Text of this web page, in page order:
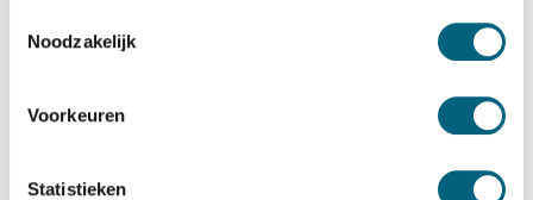
Noodzakelijk
Voorkeuren
Statistieken
vloerkluis MI 8 EL met e...